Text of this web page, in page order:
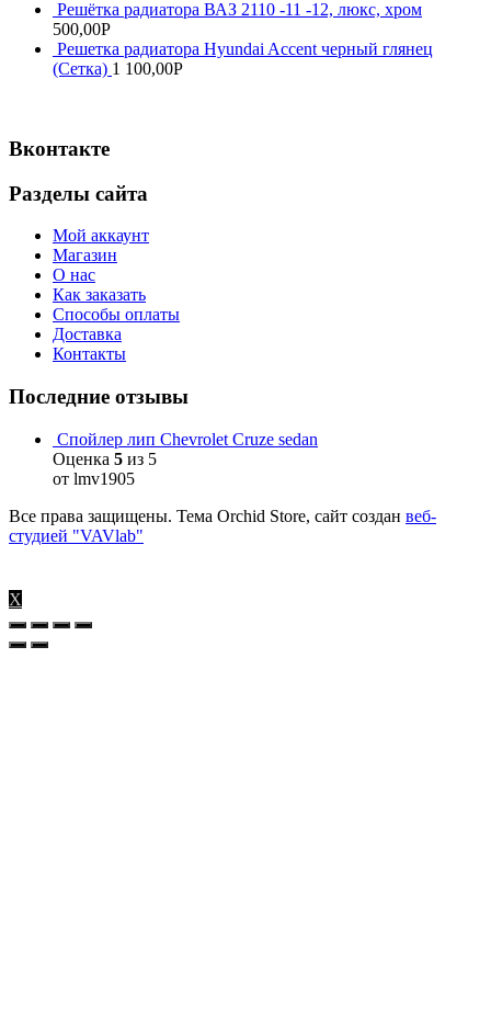
Решётка радиатора ВАЗ 2110 -11 -12, люкс, хром
500,00Р
Решетка радиатора Hyundai Accent черный глянец
(Сетка) 1 100,00Р
Вконтакте
Разделы сайта
Мой аккаунт
Магазин
О нас
Как заказать
Способы оплаты
Доставка
Контакты
Последние отзывы
Спойлер лип Chevrolet Cruze sedan
Оценка 5 из 5
от lmv1905
Все права защищены. Тема Orchid Store, сайт создан веб-
студией "VAVlab"
X